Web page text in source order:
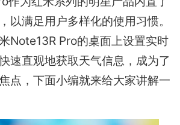
以满足用户多样化的使用习惯。
Note13R Pro的桌面上设置实时
速直观地获取天气信息，成为了
点，下面小编就来给大家讲解一